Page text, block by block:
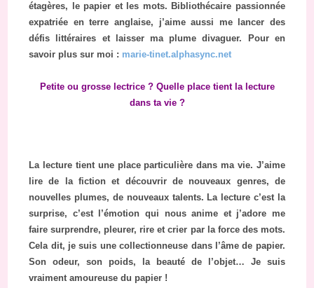
étagères, le papier et les mots. Bibliothécaire passionnée
expatriée en terre anglaise, j’aime aussi me lancer des
défis littéraires et laisser ma plume divaguer. Pour en
savoir plus sur moi : marie-tinet.alphasync.net
Petite ou grosse lectrice ? Quelle place tient la lecture
dans ta vie ?
La lecture tient une place particulière dans ma vie. J’aime
lire de la fiction et découvrir de nouveaux genres, de
nouvelles plumes, de nouveaux talents. La lecture c’est la
surprise, c’est l’émotion qui nous anime et j’adore me
faire surprendre, pleurer, rire et crier par la force des mots.
Cela dit, je suis une collectionneuse dans l’âme de papier.
Son odeur, son poids, la beauté de l’objet… Je suis
vraiment amoureuse du papier !